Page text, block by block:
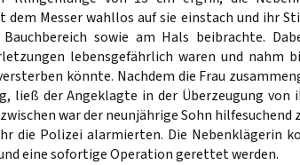
Messer wahllos auf sie einstach und ihr
sowie am Hals beibrachte.
lebensgefährlich waren und nahm
könnte. Nachdem die Frau
ließ der Angeklagte in der Überzeugung von
war der neunjährige Sohn hilfesuchend
die Polizei alarmierten. Die Nebenklägerin
eine sofortige Operation gerettet werden.